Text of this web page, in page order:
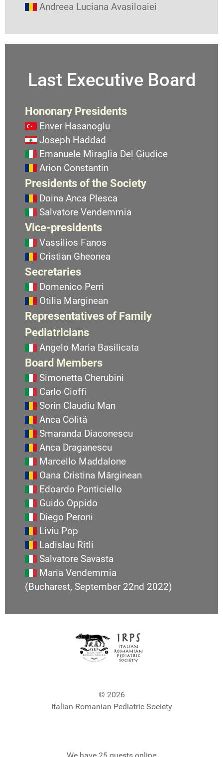
Andreea Luciana Avasiloaiei
Last Executive Board
Hononary Presidents
Enver Hasanoglu
Joseph Haddad
Emanuele Miraglia Del Giudice
Arion Constantin
Presidents of the Society
Doina Anca Plesca
Salvatore Vendemmia
Vice-presidents
Vassilios Fanos
Cristian Gheonea
Secretaries
Domenico Perri
Otilia Marginean
Representatives of Family
Pediatricians
Angelo Maria Basilicata
Board Members
Simonetta Cherubini
Carlo Cioffi
Sorin Claudiu Man
Anca Colită
Smaranda Diaconescu
Anca Draganescu
Marcello Maddalone
Oana Cristina Mărginean
Edoardo Ponticiello
Guido Oppido
Diego Peroni
Liviu Pop
Ladislau Ritli
Salvatore Savasta
Maria Vendemmia
(Bucharest, September 22nd 2022)
© 2026
Italian-Romanian Pediatric Society